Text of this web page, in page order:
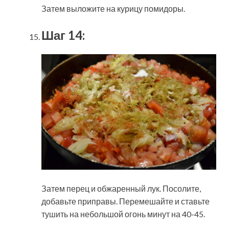
Затем выложите на курицу помидоры.
Шаг 14:
Затем перец и обжаренный лук. Посолите,
добавьте приправы. Перемешайте и ставьте
тушить на небольшой огонь минут на 40-45.